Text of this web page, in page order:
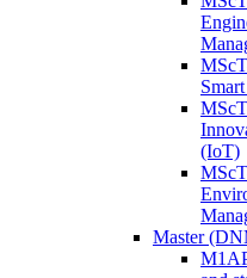
(IoT)
Master